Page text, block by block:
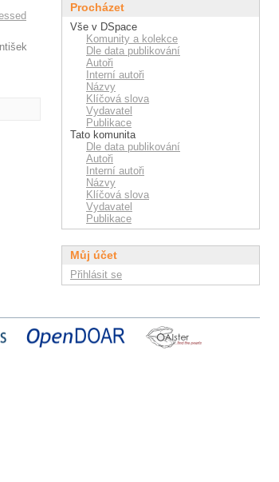
Procházet
Vše v DSpace
Komunity a kolekce
Dle data publikování
Autoři
Interní autoři
Názvy
Klíčová slova
Vydavatel
Publikace
Tato komunita
Dle data publikování
Autoři
Interní autoři
Názvy
Klíčová slova
Vydavatel
Publikace
Můj účet
Přihlásit se